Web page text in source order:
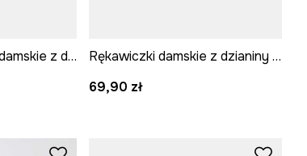
Rękawiczki mitenki damskie z domieszką wełny kolor czarny
Rękawiczki damskie z dzianiny kolor beżowy
69,90 zł